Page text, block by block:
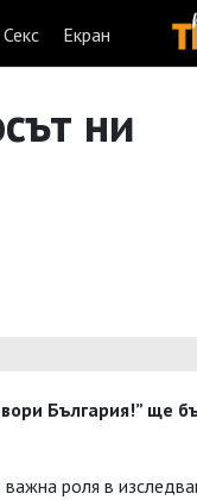
Секс Екран
ни
България!” ще
роля в